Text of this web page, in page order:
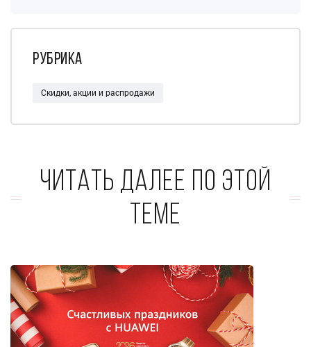
Рубрика
Скидки, акции и распродажи
Читать далее по этой
теме